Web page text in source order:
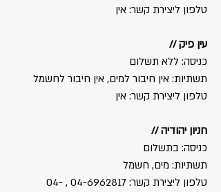
טלפון ליצירת קשר: אין​
עין פיק //
כניסה: ללא תשלום
תשתיות: אין חיבור למים, אין חיבור לחשמל
טלפון ליצירת קשר: אין​
חניון יהודיה //
כניסה: בתשלום
תשתיות: מים, חשמל
טלפון ליצירת קשר: 04-6962817
,
04-